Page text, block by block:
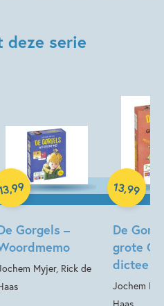
deze serie
Gorgels –
Myjer, Rick de
,99
Spel
De
grote
dictee
Jochem
13,99
Spel